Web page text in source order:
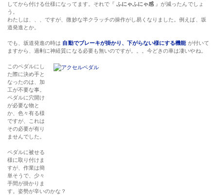
してから付ける仕様になってます。それで『 ふにゃふにゃ感 』が減ったんでしょ
う。
わたしは、、、ですが、微妙な半クラッチの操作がし易くなりました。例えば、坂
道発進とか。
でも、坂道発進の時は 自動でブレーキが掛かり、下がらない様にする機能 が付いて
ますから、過剰に神経質になる必要も無いのですが。。。今どきの車は凄いやね。
このペダルにし
た際に決め手と
なったのは、加
工が不要な事。
ペダルに穴開け
が必要な物と
か、色々有る様
ですが、これは
その必要が有り
ませんでした。
ペダルに被せる
様に取り付けま
すが、作業は簡
単そうで、少々
手間が掛かりま
す。姿勢が辛いのかな？